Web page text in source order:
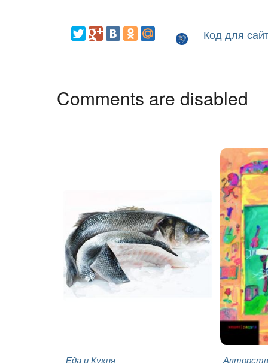
Код для
Comments are disabled
Еда и Кухня